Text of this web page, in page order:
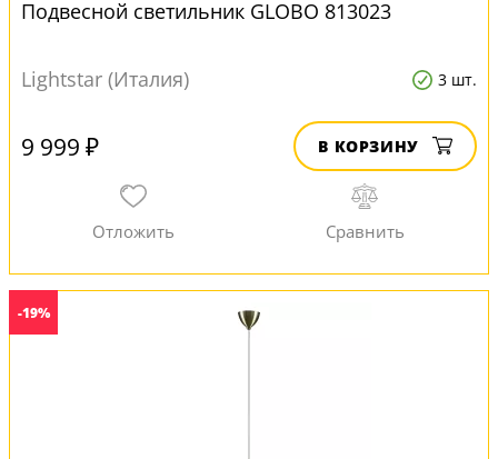
Подвесной светильник GLOBO 813023
Lightstar (Италия) 3 шт.
9 999 ₽ В КОРЗИНУ
-19%